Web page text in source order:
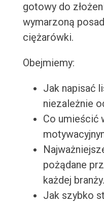
gotowy do
wymarzoną
ciężarówki.
Obejmiemy:
Jak napisać
niezależnie
Co umieścić
pożądane
każdej branży.
Jak szybko